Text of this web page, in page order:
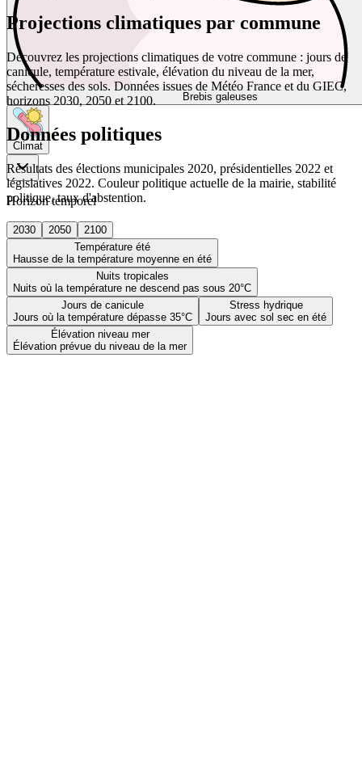
Brebis galeuses
Climat
Horizon temporel
2030 2050
2100
Température été
Hausse de la température moyenne en été
Nuits tropicales
Nuits où la température ne descend pas sous 20°C
Jours de canicule
Jours où la température dépasse 35°C
Stress hydrique
Jours avec sol sec en été
Élévation niveau mer
Élévation prévue du niveau de la mer
Projections climatiques par commune
Découvrez les projections climatiques de votre commune : jours de
canicule, température estivale, élévation du niveau de la mer,
sécheresses des sols. Données issues de Météo France et du GIEC,
horizons 2030, 2050 et 2100.
Données politiques
Résultats des élections municipales 2020, présidentielles 2022 et
législatives 2022. Couleur politique actuelle de la mairie, stabilité
politique, taux d'abstention.